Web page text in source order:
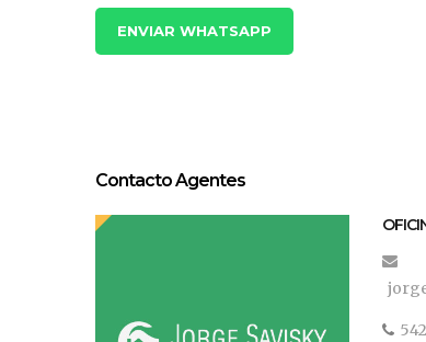
ENVIAR WHATSAPP
Contacto Agentes